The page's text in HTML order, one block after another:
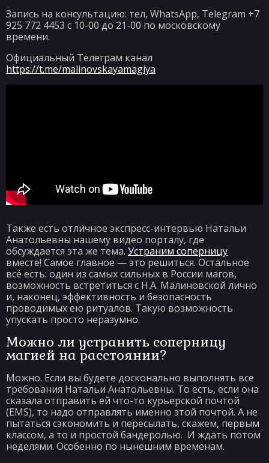
Запись на консультацию: тел, WhatsApp, Telegram +7
925 772 4453 с 10-00 до 21-00 по московскому
времени.
Официальный Телеграм канал
https://t.me/malinovskayamagiya
Также есть отличное экспресс-интервью Натальи
Анатольевны нашему видео порталу, где
обсуждается эта же тема. Устраним соперницу
вместе! Самое главное — это решиться. Остальное
всё есть: один из самых сильных в России магов,
возможность встретиться с Н.А. Малиновской лично
и, наконец, эффективность и безопасность
проводимых ею ритуалов. Такую возможность
упускать просто неразумно.
Можно ли устранить соперницу
магией на расстоянии?
Можно. Если вы будете досконально выполнять все
требования Натальи Анатольевны. То есть, если она
сказала отправить ей что-то курьерской почтой
(EMS), то надо отправлять именно этой почтой. А не
пытаться сэкономить и пересылать, скажем, первым
классом, а то и простой бандеролью. И ждать потом
неделями. Особенно по нынешним временам.